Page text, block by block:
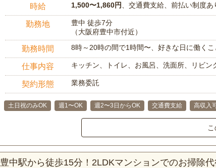
時給 1,500〜1,860円 、交通費支給、前払い制度あ
勤務地
豊中 徒歩7分
（大阪府豊中市付近）
勤務時間 8時～20時の間で1時間〜、好きな日に働く
仕事内容 キッチン、トイレ、お風呂、洗面所、リビン
契約形態 業務委託
土日祝のみOK 週1〜OK 週2〜3日からOK 交通費支給 高収入
豊中駅から徒歩15分！2LDKマンションでのお掃除代